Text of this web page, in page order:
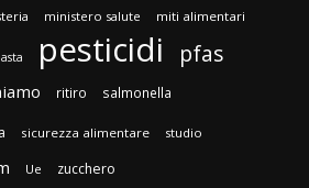
ministero salute miti alimentari
pesticidi pfas
ritiro salmonella
sicurezza alimentare studio
Ue zucchero